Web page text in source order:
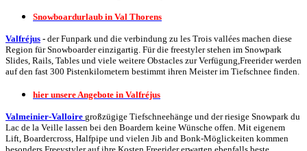
Snowboardurlaub in Val Thorens
Valfréjus - der Funpark und die verbindung zu les Trois vallées machen diese
Region für Snowboarder einzigartig. Für die freestyler stehen im Snowpark
Slides, Rails, Tables und viele weitere Obstacles zur Verfügung,Freerider werden
auf den fast 300 Pistenkilometern bestimmt ihren Meister im Tiefschnee finden.
hier unsere Angebote in Valfréjus
Valmeinier-Valloire großzügige Tiefschneehänge und der riesige Snowpark du
Lac de la Veille lassen bei den Boardern keine Wünsche offen. Mit eigenem
Lift, Boardercross, Halfpipe und vielen Jib and Bonk-Möglickeiten kommen